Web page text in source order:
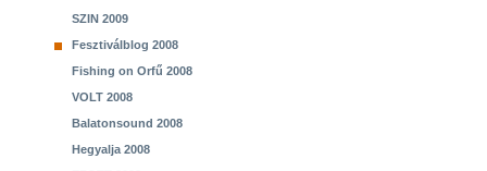
SZIN 2009
Fesztiválblog 2008
Fishing on Orfű 2008
VOLT 2008
Balatonsound 2008
Hegyalja 2008